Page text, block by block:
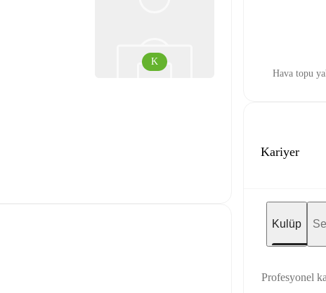
K
Hava topu
Kariyer
Kulüp
Profesyonel